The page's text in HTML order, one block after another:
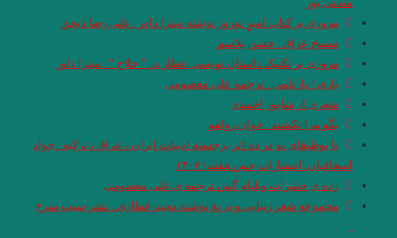
مروری بر کتاب امیرِِِ نوروز نوشته میترا داور . علی رضا ذیحق
مسیح عراق . حسن بلاسم
مروری بر تکنیک داستان نویسی عطار در ” حلاج ” . میترا داور
بازی / بارتلمی . ترجمه علی معصومی
شعری از شاپور احمدی
بگو مرا نکشند . خوان رولفو
با بوطیقای نو در ده اثر برجسته ادبیات ایران ، عراق ، ترکیه . جواد
اسحاقیان. انتشارات حس هفتم/ ۱۴۰۲
رده ى حشرات ویلیام گس ترجمه ی علی معصومی
مجموعه شعر زیبایی و دریغ نوشته مجید عطاری . نشر سیب سرخ